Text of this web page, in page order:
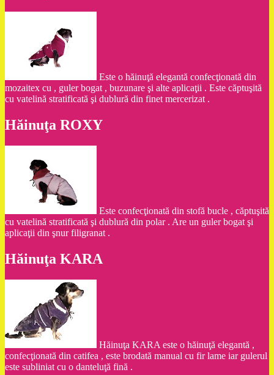
Este o hăinuţă elegantă confecţionată din
mozaitex cu , guler bogat , buzunare şi alte aplicaţii . Este căptuşită
cu vatelină stratificată şi dublură din finet mercerizat .
Hăinuţa ROXY
Este confecţionată din stofă bucle , căptuşită
cu vatelină stratificată şi dublură din polar . Are un guler bogat şi
aplicaţii din şnur filigranat .
Hăinuţa KARA
Hăinuţa KARA este o hăinuţă elegantă ,
confecţionată din catifea , este brodată manual cu fir lame iar gulerul
este subliniat cu o danteluţă fină .